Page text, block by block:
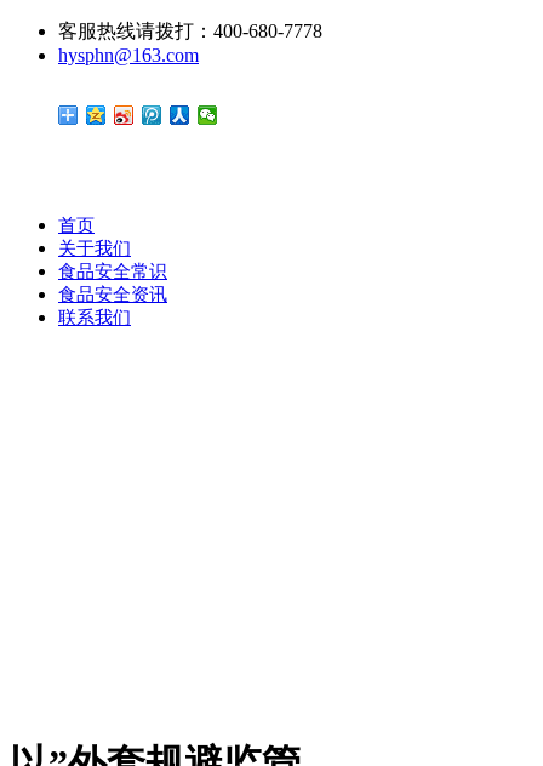
客服热线请拨打：400-680-7778
hysphn@163.com
首页
关于我们
食品安全常识
食品安全资讯
联系我们